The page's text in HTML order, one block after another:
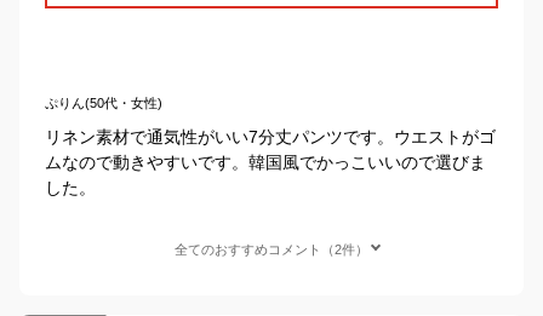
ぷりん(50代・女性)
リネン素材で通気性がいい7分丈パンツです。ウエストがゴ
ムなので動きやすいです。韓国風でかっこいいので選びま
した。
全てのおすすめコメント（2件）